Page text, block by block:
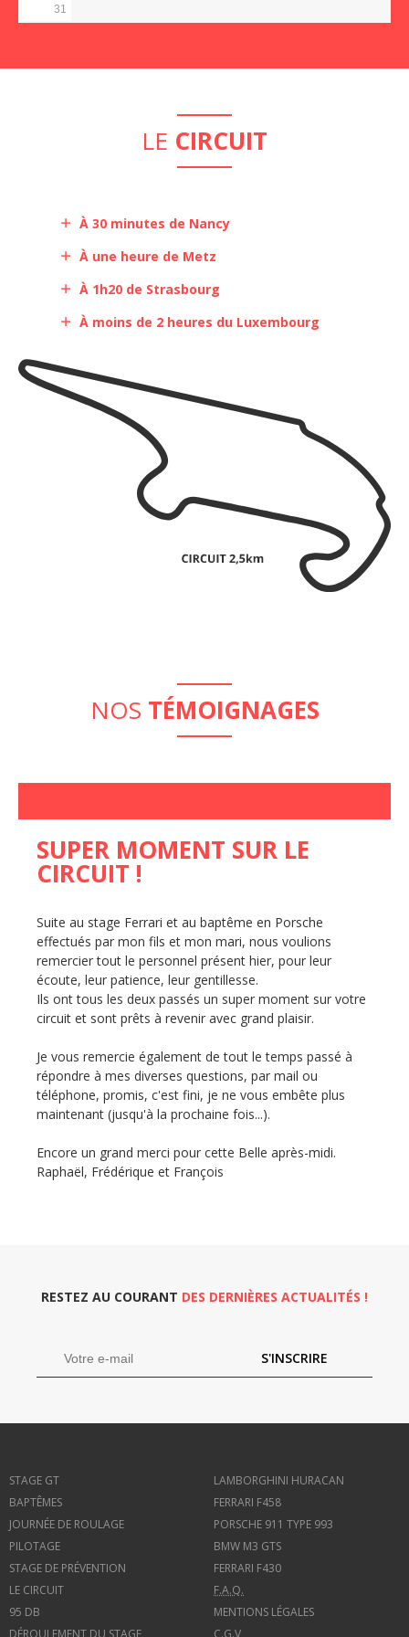
31
LE CIRCUIT
À 30 minutes de Nancy
À une heure de Metz
À 1h20 de Strasbourg
À moins de 2 heures du Luxembourg
NOS TÉMOIGNAGES
SUPER MOMENT SUR LE
CIRCUIT !
Suite au stage Ferrari et au baptême en Porsche
effectués par mon fils et mon mari, nous voulions
remercier tout le personnel présent hier, pour leur
écoute, leur patience, leur gentillesse.
Ils ont tous les deux passés un super moment sur votre
circuit et sont prêts à revenir avec grand plaisir.
Je vous remercie également de tout le temps passé à
répondre à mes diverses questions, par mail ou
téléphone, promis, c'est fini, je ne vous embête plus
maintenant (jusqu'à la prochaine fois...).
Encore un grand merci pour cette Belle après-midi.
Raphaël, Frédérique et François
RESTEZ AU COURANT DES DERNIÈRES ACTUALITÉS !
S'INSCRIRE
STAGE GT
BAPTÊMES
JOURNÉE DE ROULAGE
PILOTAGE
STAGE DE PRÉVENTION
LAMBORGHINI HURACAN
FERRARI F458
PORSCHE 911 TYPE 993
BMW M3 GTS
FERRARI F430
LE CIRCUIT
95 DB
DÉROULEMENT DU STAGE
F.A.Q.
MENTIONS LÉGALES
C.G.V